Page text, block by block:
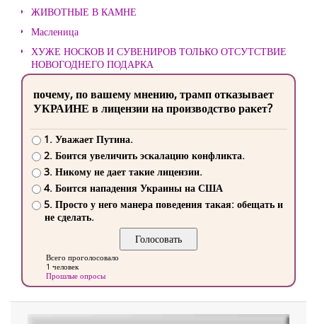
ЖИВОТНЫЕ В КАМНЕ
Масленица
ХУЖЕ НОСКОВ И СУВЕНИРОВ ТОЛЬКО ОТСУТСТВИЕ
НОВОГОДНЕГО ПОДАРКА
почему, по вашему мнению, трамп отказывает
УКРАИНЕ в лицензии на производство ракет?
1. Уважает Путина.
2. Боится увеличить эскалацию конфликта.
3. Никому не дает такие лицензии.
4. Боится нападения Украины на США
5. Просто у него манера поведения такая: обещать и
не сделать.
Всего проголосовало
1 человек
Прошлые опросы